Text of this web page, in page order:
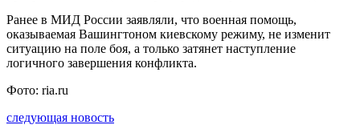
Ранее в МИД России заявляли, что военная помощь,
оказываемая Вашингтоном киевскому режиму, не изменит
ситуацию на поле боя, а только затянет наступление
логичного завершения конфликта.
Фото: ria.ru
следующая новость